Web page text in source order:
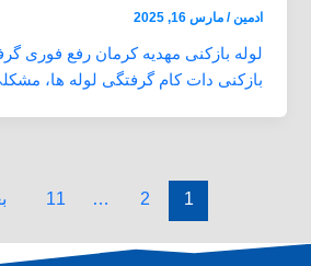
ادمین/مارس 16, 2025
لوله بازکنی مهدیه کرمان رفع فوری
بازکنی دات کام گرفتگی لوله ها،
1
2
…
11